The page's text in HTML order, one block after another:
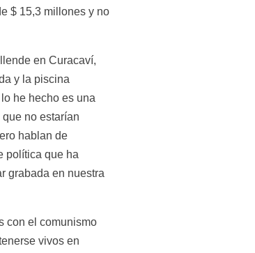
$ 15,3 millones y no
en Curacaví,
y la piscina
he hecho es una
no estarían
hablan de
política que ha
grabada en nuestra
con el comunismo
vivos en